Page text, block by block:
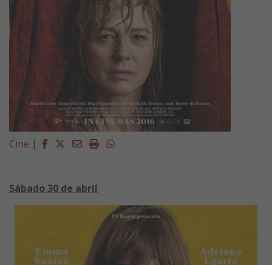
Cine | Facebook
Twitter
EmailImprimirWhatsapp
Sábado 30 de abril